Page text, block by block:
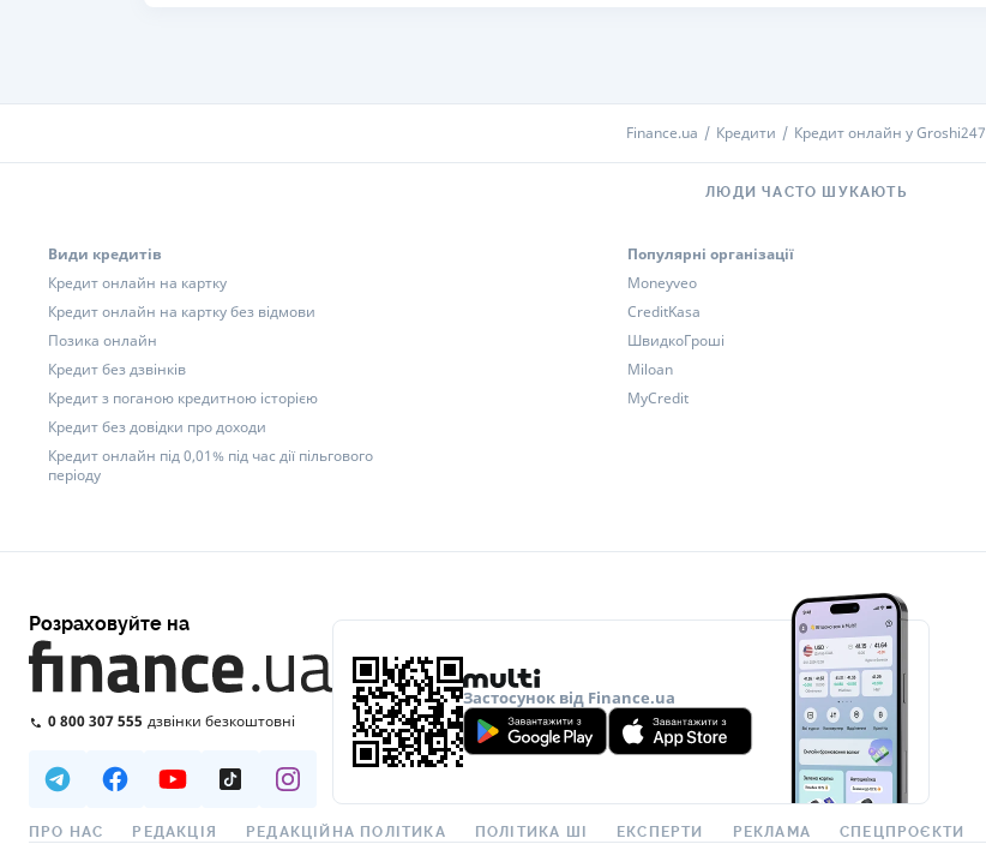
Finance.ua Кредити Кредит онлайн у Groshi247
ЛЮДИ ЧАСТО ШУКАЮТЬ
Види кредитів
Кредит онлайн на картку
Кредит онлайн на картку без відмови
Позика онлайн
Кредит без дзвінків
Кредит з поганою кредитною історією
Кредит без довідки про доходи
Кредит онлайн під 0,01% під час дії пільгового
періоду
Популярні організації
Moneyveo
CreditKasa
ШвидкоГроші
Miloan
MyCredit
Розраховуйте на
0 800 307 555 дзвінки безкоштовні
Застосунок від Finance.ua
ПРО НАС РЕДАКЦІЯ РЕДАКЦІЙНА ПОЛІТИКА ПОЛІТИКА ШІ ЕКСПЕРТИ РЕКЛАМА СПЕЦПРОЄКТИ